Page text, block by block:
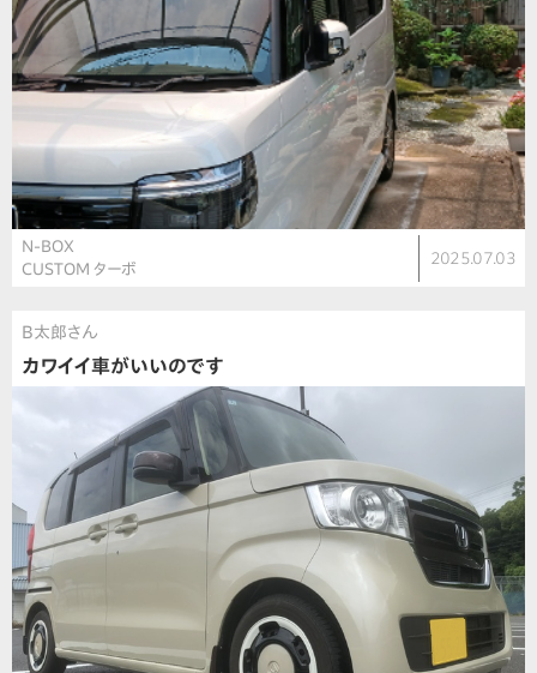
N-BOX
CUSTOM ターボ
2025.07.03
B太郎さん
カワイイ車がいいのです